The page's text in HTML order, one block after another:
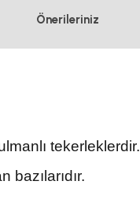
Önerileriniz
tekerleklerdir.
bazılarıdır.